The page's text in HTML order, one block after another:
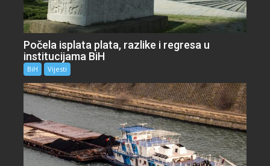
Počela isplata plata, razlike i regresa u
institucijama BiH
BiH Vijesti